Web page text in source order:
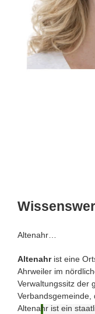
Altenahr…
Altenahrist eine
Ahrweiler im
Verwaltungssitz der
Verbandsgemeinde,
Altenahr ist ein